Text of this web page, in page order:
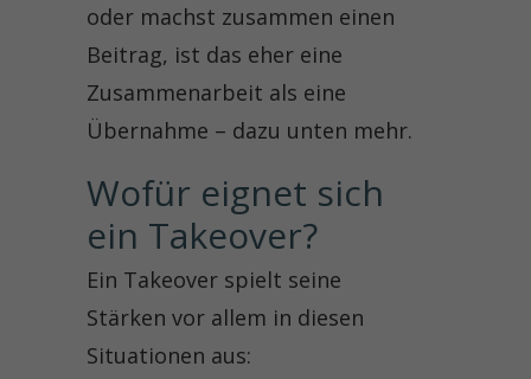
oder machst zusammen einen
Beitrag, ist das eher eine
Zusammenarbeit als eine
Übernahme – dazu unten mehr.
Wofür eignet sich
ein Takeover?
Ein Takeover spielt seine
Stärken vor allem in diesen
Situationen aus: